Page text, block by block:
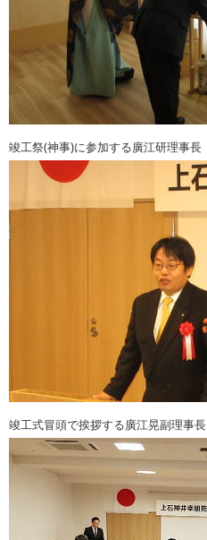
竣工祭(神事)に参加する廣江研理事長
竣工式冒頭で挨拶する廣江晃副理事長